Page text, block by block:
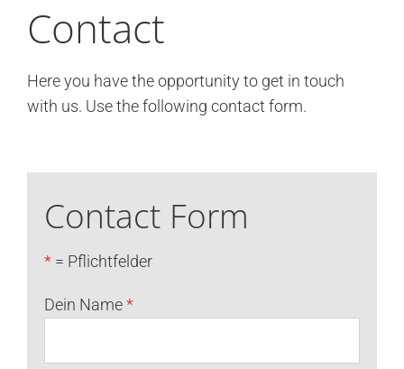
Contact
Here you have the opportunity to get in touch
with us. Use the following contact form.
Contact Form
* = Pflichtfelder
Dein Name*